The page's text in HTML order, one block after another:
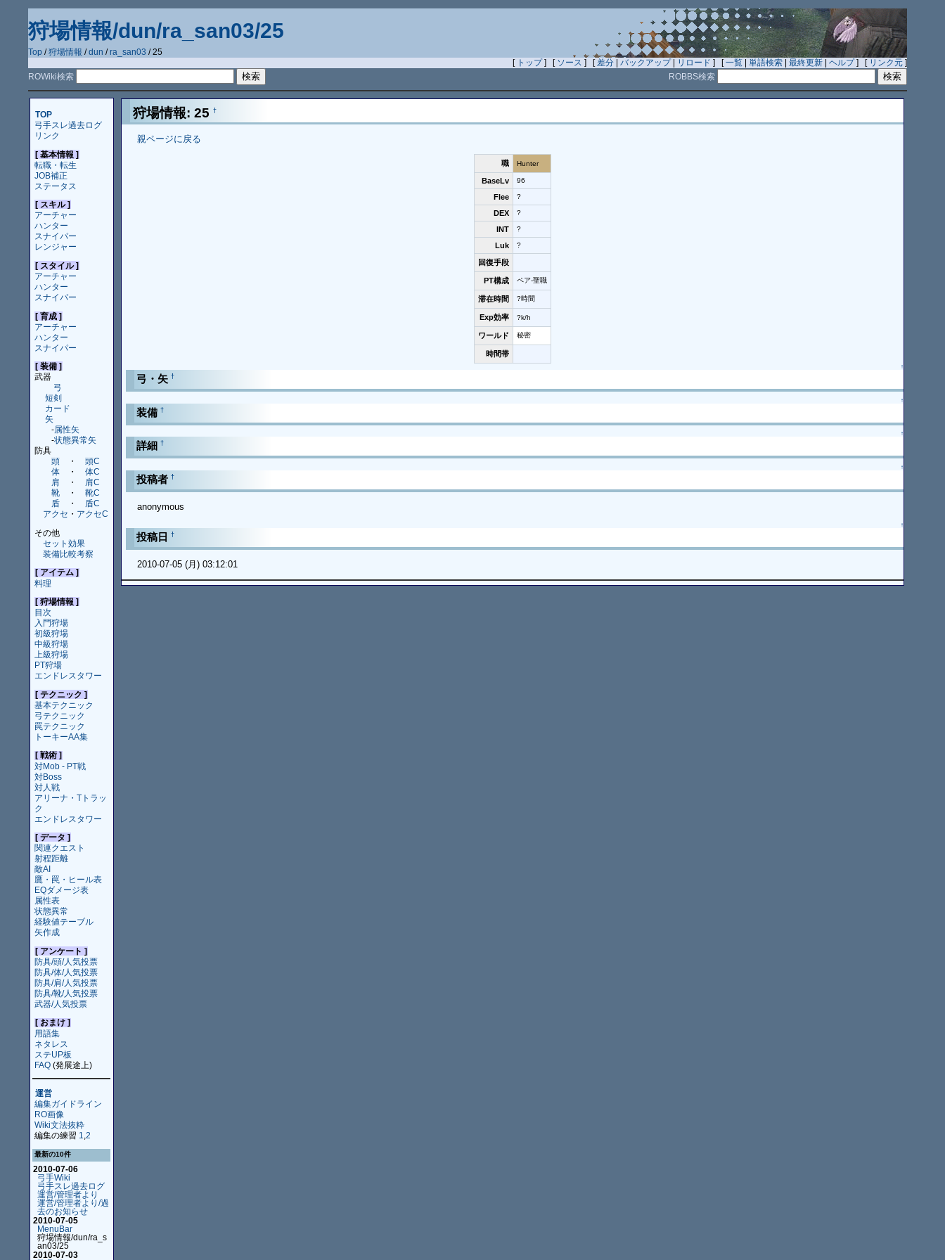
狩場情報/dun/ra_san03/25
Top /狩場情報 /dun /ra_san03 / 25
[ トップ] [ ソース ] [ 差分 |バックアップ| リロード ] [一覧 |単語検索 |最終更新 |ヘルプ] [ リンク元 ]
ROWiki検索
ROBBS検索
TOP
弓手スレ過去ログ
リンク
[ 基本情報 ]
転職・転生
JOB補正
ステータス
[ スキル ]
アーチャー
ハンター
スナイパー
レンジャー
[ スタイル ]
アーチャー
ハンター
スナイパー
[ 育成 ]
アーチャー
ハンター
スナイパー
[ 装備 ]
武器
弓
短剣
カード
矢
-属性矢
-状態異常矢
防具
頭
・
頭C
体
・
体C
肩
・
肩C
靴
・
靴C
盾
・
盾C
アクセ ・ アクセC
その他
セット効果
装備比較考察
[ アイテム ]
料理
[ 狩場情報 ]
目次
入門狩場
初級狩場
中級狩場
上級狩場
PT狩場
エンドレスタワー
[ テクニック ]
基本テクニック
弓テクニック
罠テクニック
トーキーAA集
[ 戦術 ]
対Mob - PT戦
対Boss
対人戦
アリーナ・Tトラッ
ク
エンドレスタワー
[ データ ]
関連クエスト
射程距離
敵AI
鷹・罠・ヒール表
EQダメージ表
属性表
状態異常
経験値テーブル
矢作成
[ アンケート ]
防具/頭/人気投票
防具/体/人気投票
防具/肩/人気投票
防具/靴/人気投票
武器/人気投票
[ おまけ ]
用語集
ネタレス
ステUP板
FAQ(発展途上)
運営
編集ガイドライン
RO画像
Wiki文法抜粋
編集の練習 1 2
最新の10件
2010-07-06
弓手Wiki
弓手スレ過去ログ
運営/管理者より
運営/管理者より/過
去のお知らせ
2010-07-05
MenuBar
狩場情報/dun/ra_s
an03/25
2010-07-03
狩場情報: 25 †
親ページに戻る
職 Hunter
BaseLv 96
Flee ?
DEX ?
INT ?
Luk ?
回復手段
PT構成 ペア-聖職
滞在時間 ?時間
Exp効率 ?k/h
ワールド 秘密
時間帯
↑
弓・矢 †
↑
装備 †
↑
詳細 †
↑
投稿者 †
anonymous
↑
投稿日 †
2010-07-05 (月) 03:12:01